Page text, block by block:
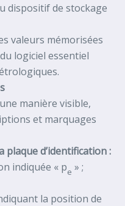
dispositif de stockage
valeurs mémorisées
logiciel essentiel
manière visible,
et marquages
plaque d’identification :
indiquée « pe » ;
la position de